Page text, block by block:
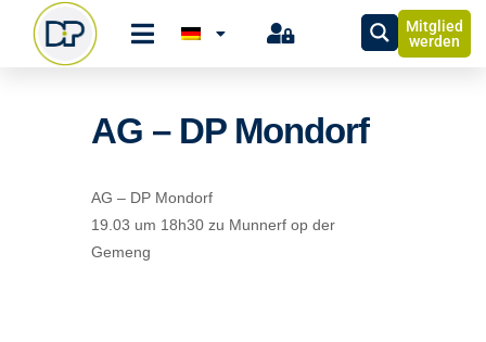
Mitglied
werden
AG – DP Mondorf
AG – DP Mondorf
19.03 um 18h30 zu Munnerf op der
Gemeng